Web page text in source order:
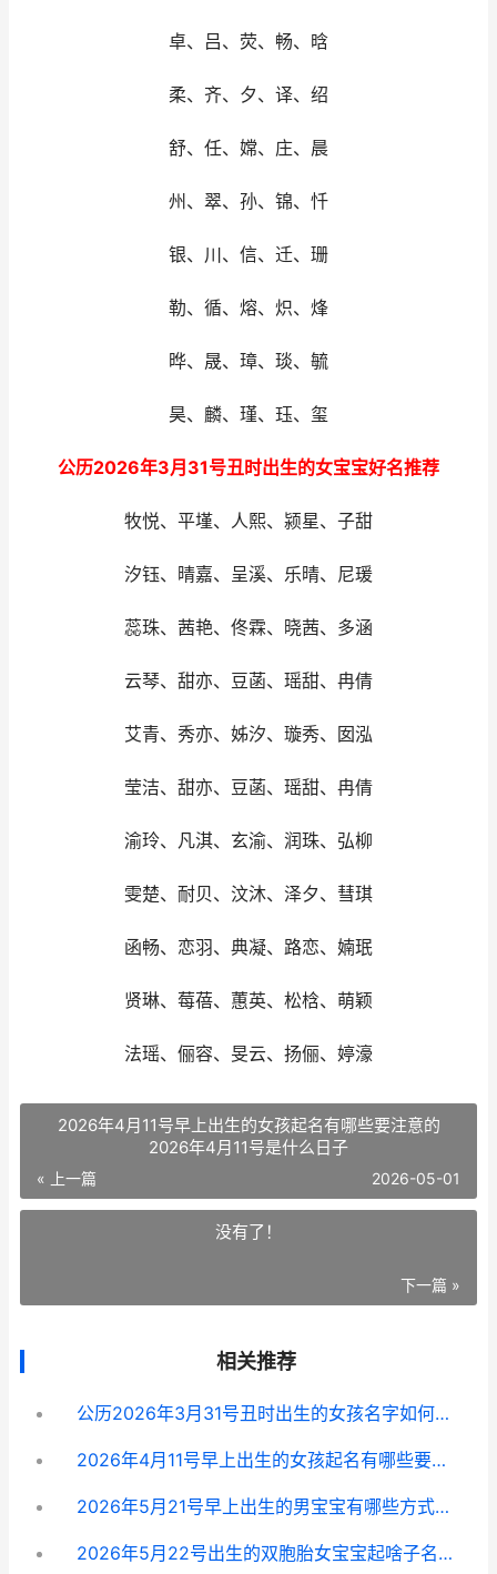
卓、吕、荧、畅、晗
柔、齐、夕、译、绍
舒、任、嫦、庄、晨
州、翠、孙、锦、忏
银、川、信、迁、珊
勒、循、熔、炽、烽
晔、晟、璋、琰、毓
昊、麟、瑾、珏、玺
公历2026年3月31号丑时出生的女宝宝好名推荐
牧悦、平墐、人熙、颍星、子甜
汐钰、晴嘉、呈溪、乐晴、尼瑗
蕊珠、茜艳、佟霖、晓茜、多涵
云琴、甜亦、豆菡、瑶甜、冉倩
艾青、秀亦、姊汐、璇秀、囡泓
莹洁、甜亦、豆菡、瑶甜、冉倩
渝玲、凡淇、玄渝、润珠、弘柳
雯楚、耐贝、汶沐、泽夕、彗琪
函畅、恋羽、典凝、路恋、婻珉
贤琳、莓蓓、蕙英、松梒、萌颖
法瑶、俪容、旻云、扬俪、婷濠
2026年4月11号早上出生的女孩起名有哪些要注意的
2026年4月11号是什么日子
« 上一篇 2026-05-01
没有了！
下一篇 »
相关推荐
公历2026年3月31号丑时出生的女孩名字如何起 公历2026年3月26日辰时出生的八字好吗?
2026年4月11号早上出生的女孩起名有哪些要注意的 2026年4月11号是什么日子
2026年5月21号早上出生的男宝宝有哪些方式取名好 2026年5月21日发生了什么
2026年5月22号出生的双胞胎女宝宝起啥子名字好听 2026年5月22号星期几